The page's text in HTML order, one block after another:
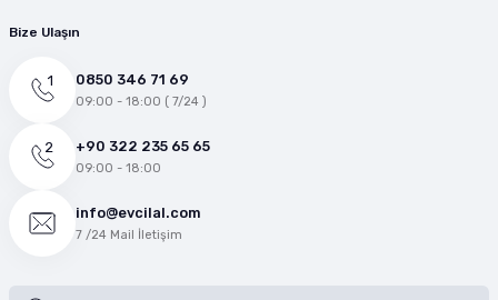
Bize Ulaşın
0850 346 71 69
09:00 - 18:00 ( 7/24 )
+90 322 235 65 65
09:00 - 18:00
info@evcilal.com
7 /24 Mail İletişim